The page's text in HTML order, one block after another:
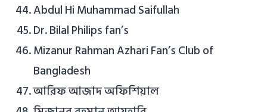
Abdul Hi Muhammad Saifullah
Dr. Bilal Philips fan’s
Mizanur Rahman Azhari Fan’s Club of
Bangladesh
আরিফ আজাদ অফিশিয়াল